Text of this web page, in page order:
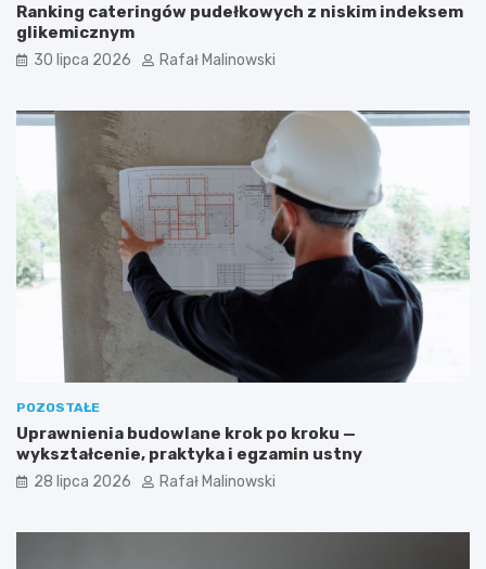
Ranking cateringów pudełkowych z niskim indeksem
glikemicznym
30 lipca 2026 Rafał Malinowski
POZOSTAŁE
Uprawnienia budowlane krok po kroku —
wykształcenie, praktyka i egzamin ustny
28 lipca 2026 Rafał Malinowski